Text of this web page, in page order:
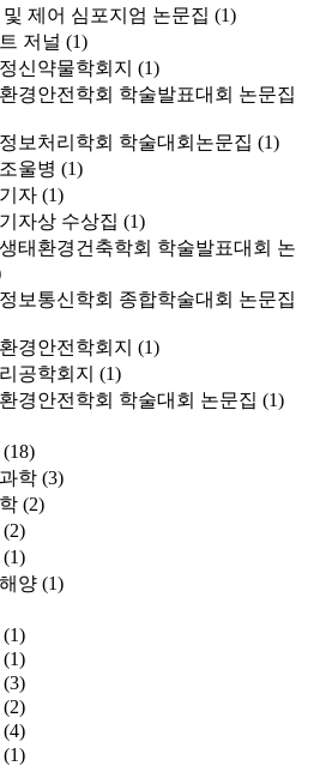
및 제어 심포지엄 논문집 (1)
저널 (1)
신약물학회지 (1)
경안전학회 학술발표대회 논문집
보처리학회 학술대회논문집 (1)
울병 (1)
자 (1)
자상 수상집 (1)
태환경건축학회 학술발표대회 논
보통신학회 종합학술대회 논문집
경안전학회지 (1)
공학회지 (1)
경안전학회 학술대회 논문집 (1)
(18)
학 (3)
(2)
(2)
(1)
양 (1)
(1)
(1)
(3)
(2)
(4)
(1)